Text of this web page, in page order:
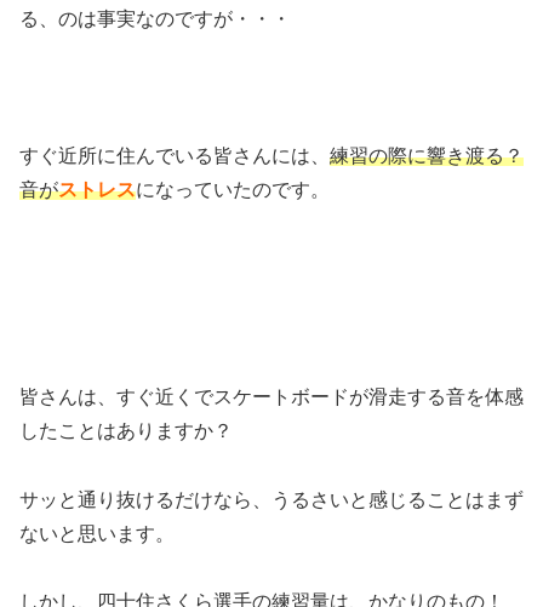
る、のは事実なのですが・・・
すぐ近所に住んでいる皆さんには、 練習の際に響き渡る？
音がストレスになっていたのです。
皆さんは、すぐ近くでスケートボードが滑走する音を体感
したことはありますか？
サッと通り抜けるだけなら、うるさいと感じることはまず
ないと思います。
しかし、四十住さくら選手の練習量は、かなりのもの！